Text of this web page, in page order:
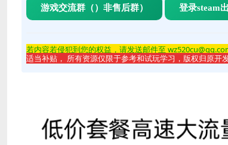
游戏交流群（）非售后群） 登录steam
若内容若侵犯到您的权益，请发送邮件至
适当补贴， 所有资源仅限于参考和试玩学习，版权归原开发